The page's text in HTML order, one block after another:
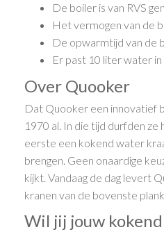
De boiler is van RVS
Het vermogen van de
De opwarmtijd van de
Er past 10 liter water in
Over Quooker
Dat Quooker een innovatief
1970 al. In die tijd durfden ze
eerste een kokend water
brengen. Geen onaardige
kijkt. Vandaag de dag levert
kranen van de bovenste
Wil jij jouw